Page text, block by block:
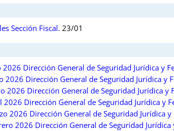
Sección Fiscal. 23/01
2026 Dirección General de Seguridad Jurídica y
2026 Dirección General de Seguridad Jurídica y
2026 Dirección General de Seguridad Jurídica y
2026 Dirección General de Seguridad Jurídica y
2026 Dirección General de Seguridad Jurídica y
2026 Dirección General de Seguridad Jurídica